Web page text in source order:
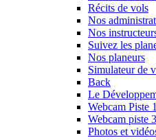
Récits de vols
Nos
Nos
Suivez les
Nos planeurs
Simulateur de
Back
Le
Webcam Piste
Webcam piste
Photos et